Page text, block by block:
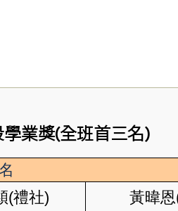
業獎(全班首三名)
(禮社) 黃暐